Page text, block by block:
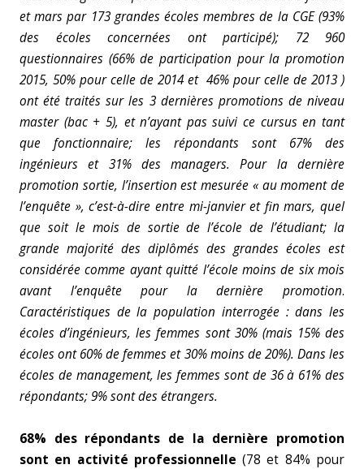
et mars par 173 grandes écoles membres de la CGE (93%
des écoles concernées ont participé); 72 960
questionnaires (66% de participation pour la promotion
2015, 50% pour celle de 2014 et 46% pour celle de 2013 )
ont été traités sur les 3 dernières promotions de niveau
master (bac + 5), et n’ayant pas suivi ce cursus en tant
que fonctionnaire; les répondants sont 67% des
ingénieurs et 31% des managers.
Pour la dernière
promotion sortie, l’insertion est mesurée « au moment de
l’enquête », c’est-à-dire entre mi-janvier et fin mars, quel
que soit le mois de sortie de l’école de l’étudiant; la
grande majorité des diplômés des grandes écoles est
considérée comme ayant quitté l’école moins de six mois
avant l’enquête pour la dernière promotion.
Caractéristiques de la population interrogée : dans les
écoles d’ingénieurs, les femmes sont 30% (mais 15% des
écoles ont 60% de femmes et 30% moins de 20%). Dans les
écoles de management, les femmes sont de 36 à 61% des
répondants; 9% sont des étrangers.
68% des répondants de la dernière promotion
sont en activité professionnelle (78 et 84% pour